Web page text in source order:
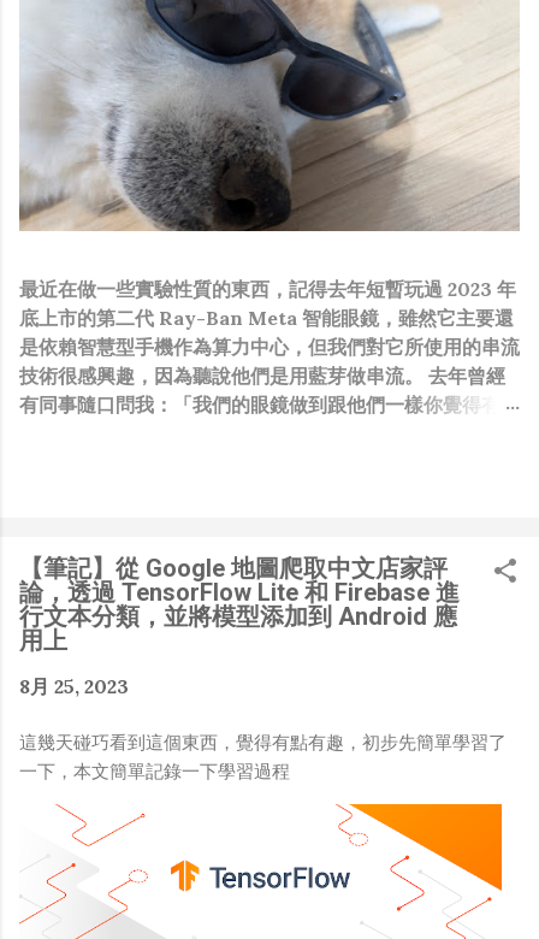
最近在做一些實驗性質的東西，記得去年短暫玩過 2023 年
底上市的第二代 Ray-Ban Meta 智能眼鏡，雖然它主要還
是依賴智慧型手機作為算力中心，但我們對它所使用的串流
技術很感興趣，因為聽說他們是用藍芽做串流。 去年曾經
有同事隨口問我：「我們的眼鏡做到跟他們一樣你覺得有可
人，那我還在這幹嘛？？？（笑）” 也記得更久以前，當我
們還在研究那個眼鏡時，常聽到像是：『 他們不知道用了
什麼黑科技 』，這類沒有建設性、不應該從 RD 嘴裡說出
來的話，而我也是不以為然。坦白講，以前每次只要聽到某
三個字掛在嘴上，當做無知的遮羞布，我就會感到倒胃口！
秀搶風頭、噁心帶風向、搞政治操作、把別人做事的成果搶
去幫自己抬轎、有鍋直接推給下屬扛、散佈同事私生活謠
言，還有職場霸凌，這些你他媽都頂級專業戶，除此之外沒
啥洨用了！） 一件理論上可以做到的事情，外行人的認知
被信息差，不懂加上沒實作能力去驗證，就什麼都變成黑科
技了（多黑？比巴西黑鮑魚還黑嗎？）。反重力技術說不定
也非啥黑科技，只是政府不讓你普通老百姓了解罷了。
【筆記】從 Google 地圖爬取中文店家評
論，透過 TensorFlow Lite 和 Firebase 進
行文本分類，並將模型添加到 Android 應
用上
8月 25, 2023
這幾天碰巧看到這個東西，覺得有點有趣，初步先簡單學習了
一下，本文簡單記錄一下學習過程